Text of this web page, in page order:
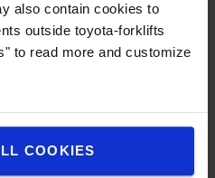
also contain cookies to
outside toyota-forklifts
to read more and customize
COOKIES
heeft een
is om een nylon
zijn plaats
zijden van de
bewegen op